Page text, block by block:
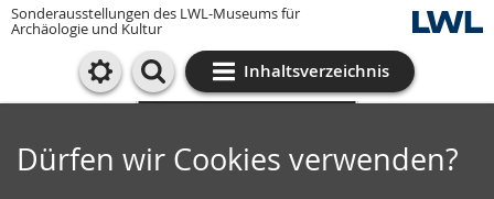
Sonderausstellungen des LWL-Museums für
Archäologie und Kultur
Inhaltsverzeichnis
Cookie-Einstellungen
Dürfen wir Cookies verwenden?